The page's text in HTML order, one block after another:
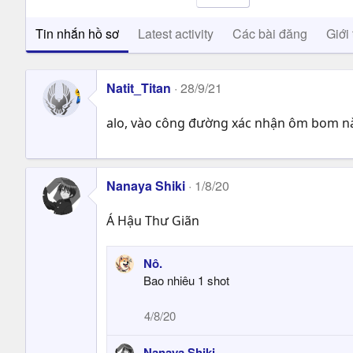
Tin nhắn hồ sơ Latest activity Các bài đăng Giới
Natit_Titan 28/9/21
alo, vào công đường xác nhận ôm bom
Nanaya Shiki 1/8/20
Á Hậu Thư Giãn
Nô.
Bao nhiêu 1 shot
4/8/20